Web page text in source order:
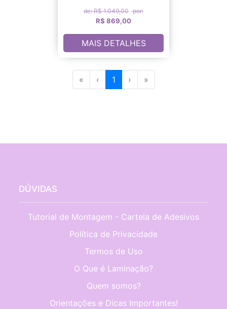
de: R$ 1.049,00 por:
R$ 869,00
MAIS DETALHES
« ‹ 1 › »
DÚVIDAS
Tutorial de Montagem - Cartela de Adesivos
Política de Privacidade
Termos de Uso
O Que é Laminação?
Quem somos?
Orientações e Dicas Importantes!